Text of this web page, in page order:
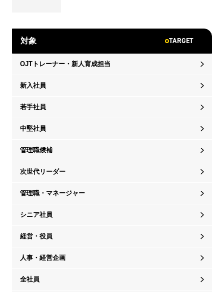
対象 TARGET
OJTトレーナー・新人育成担当
新入社員
若手社員
中堅社員
管理職候補
次世代リーダー
管理職・マネージャー
シニア社員
経営・役員
人事・経営企画
全社員